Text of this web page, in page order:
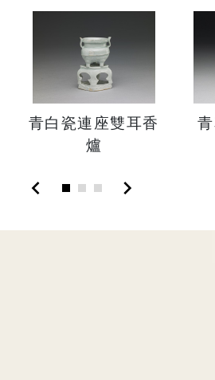
青白瓷連座雙耳香
爐
chevron_left chevron_right